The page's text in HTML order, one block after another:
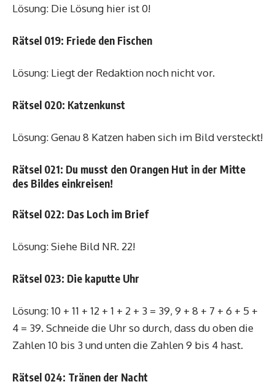
Lösung: Die Lösung hier ist 0!
Rätsel 019: Friede den Fischen
Lösung: Liegt der Redaktion noch nicht vor.
Rätsel 020: Katzenkunst
Lösung: Genau 8 Katzen haben sich im Bild versteckt!
Rätsel 021: Du musst den Orangen Hut in der Mitte
des Bildes einkreisen!
Rätsel 022: Das Loch im Brief
Lösung: Siehe Bild NR. 22!
Rätsel 023: Die kaputte Uhr
Lösung: 10 + 11 + 12 + 1 + 2 + 3 = 39, 9 + 8 + 7 + 6 + 5 +
4 = 39. Schneide die Uhr so durch, dass du oben die
Zahlen 10 bis 3 und unten die Zahlen 9 bis 4 hast.
Rätsel 024: Tränen der Nacht